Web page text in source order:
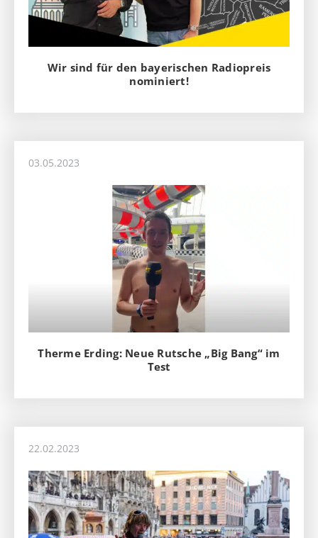
Wir sind für den bayerischen Radiopreis
nominiert!
03.05.2023
Therme Erding: Neue Rutsche „Big Bang“ im
Test
22.02.2023